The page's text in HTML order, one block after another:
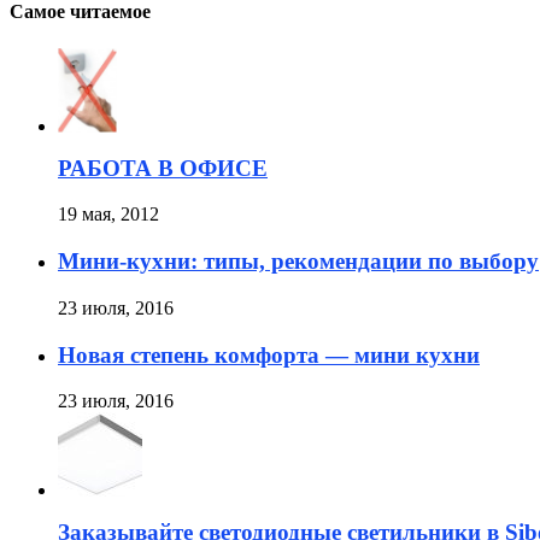
Самое читаемое
РАБОТА В ОФИСЕ
19 мая, 2012
Мини-кухни: типы, рекомендации по выбору
23 июля, 2016
Новая степень комфорта — мини кухни
23 июля, 2016
Заказывайте светодиодные светильники в